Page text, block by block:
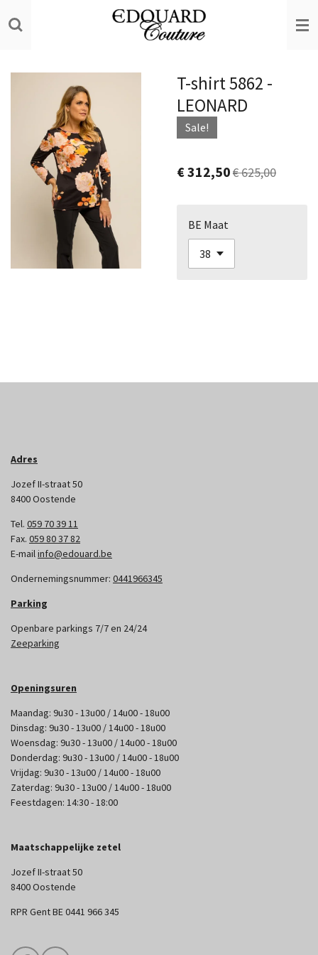
direct
hoofdinhoud
T-shirt 5862 -
LEONARD
Sale!
€ 312,50€ 625,00
BE Maat
Adres
Jozef II-straat 50
8400 Oostende
Tel. 059 70 39 11
Fax. 059 80 37 82
E-mailinfo@edouard.be
Ondernemingsnummer: 0441966345
Parking
Openbare parkings 7/7 en 24/24
Zeeparking
Openingsuren
Maandag: 9u30 - 13u00 / 14u00 - 18u00
Dinsdag: 9u30 - 13u00 / 14u00 - 18u00
Woensdag: 9u30 - 13u00 / 14u00 - 18u00
Donderdag: 9u30 - 13u00 / 14u00 - 18u00
Vrijdag: 9u30 - 13u00 / 14u00 - 18u00
Zaterdag: 9u30 - 13u00 / 14u00 - 18u00
Feestdagen: 14:30 - 18:00
Maatschappelijke zetel
Jozef II-straat 50
8400 Oostende
RPR Gent BE 0441 966 345